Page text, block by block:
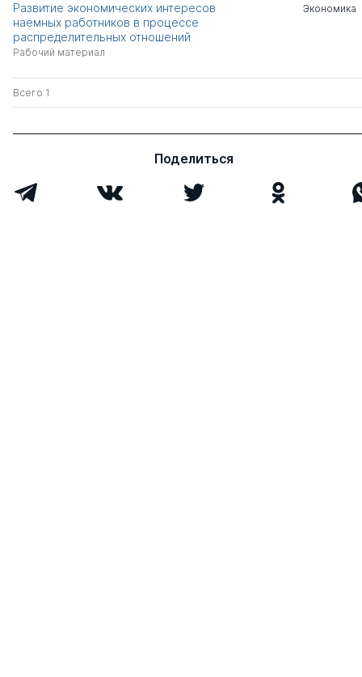
Развитие экономических интересов
наемных работников в процессе
распределительных отношений
Рабочий материал
Экономика
Всего 1
Поделиться